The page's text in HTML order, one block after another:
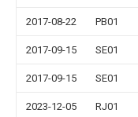
2017-08-22 PB01
2017-09-15 SE01
2017-09-15 SE01
2023-12-05 RJ01